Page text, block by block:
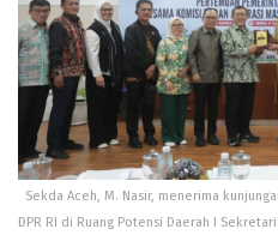
Sekda Aceh, M. Nasir, menerima
DPR RI di Ruang Potensi Daerah I